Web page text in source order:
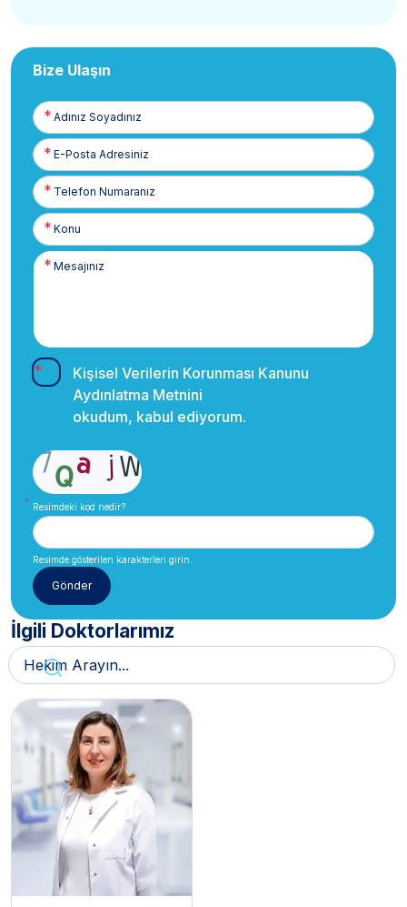
Bize Ulaşın
Adınız
Soyadınız
E-
Posta
Telefon
Numaranız
Kişisel Verilerin Korunması Kanunu
Aydınlatma Metnini
okudum, kabul ediyorum.
Resimdeki kod nedir?
Resimde gösterilen karakterleri girin.
İlgili Doktorlarımız